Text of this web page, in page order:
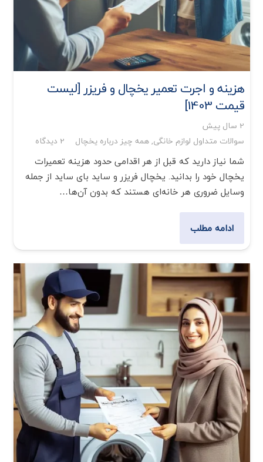
هزینه‌ و اجرت تعمیر یخچال و فریزر [لیست
قیمت 1403]
2 سال پیش
سوالات متداول لوازم خانگی,همه چیز درباره یخچال 2 دیدگاه
شما نیاز دارید که قبل از هر اقدامی حدود هزینه تعمیرات
یخچال خود را بدانید. یخچال فریزر و ساید بای ساید از جمله
وسایل ضروری هر خانه‌ای هستند که بدون آن‌ها…
ادامه مطلب